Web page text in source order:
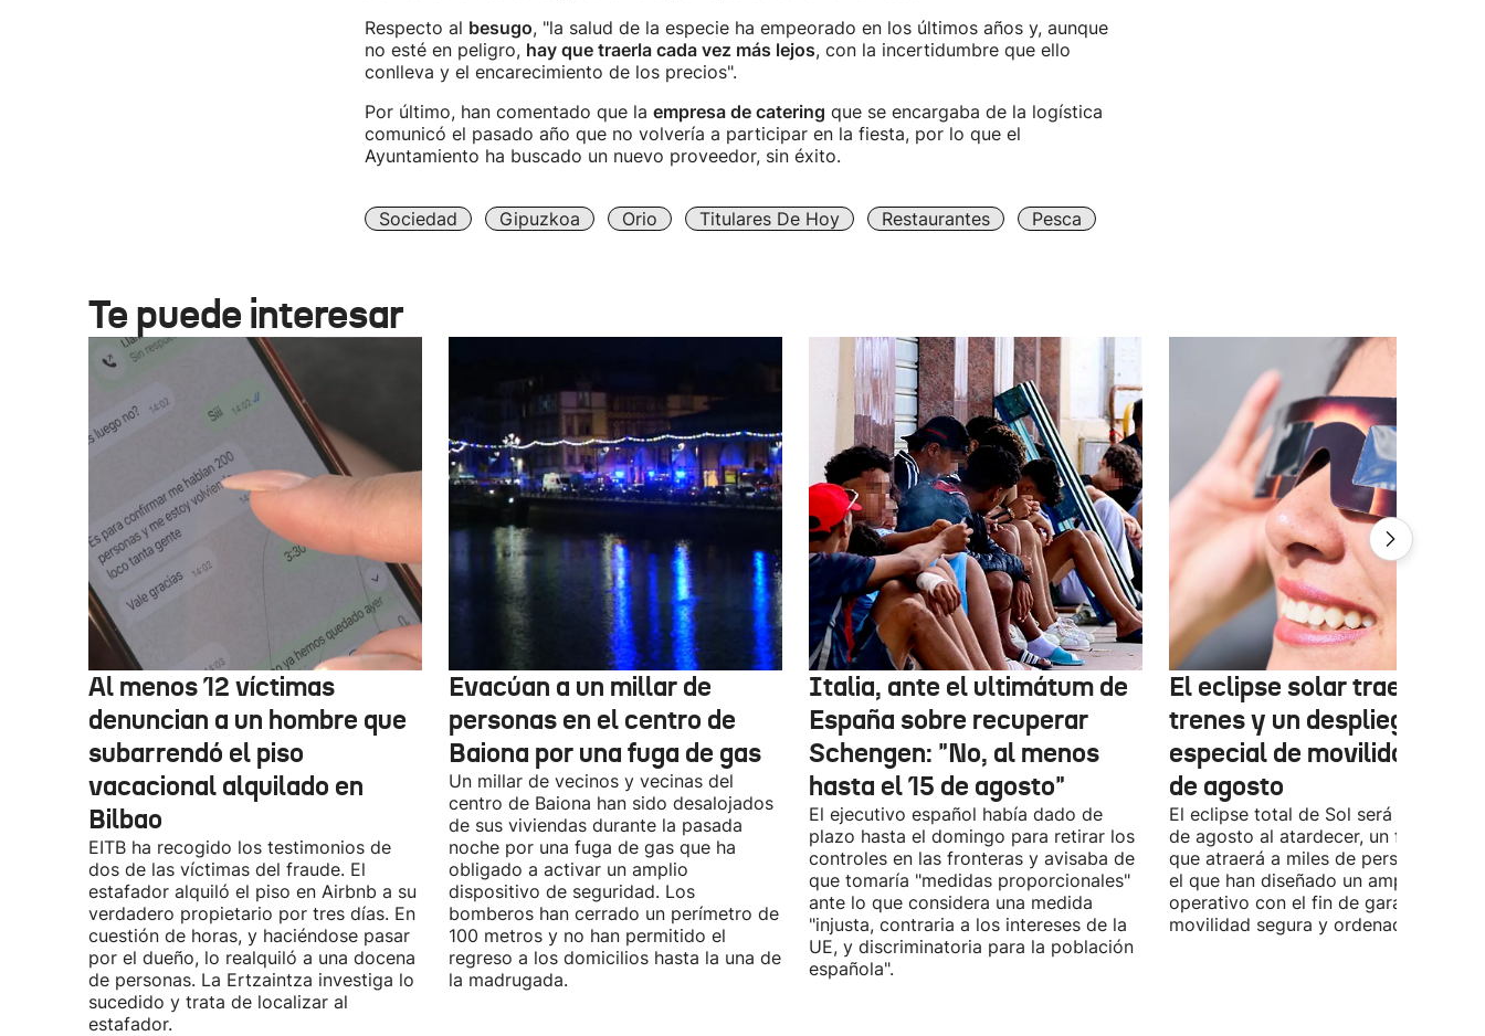
Respecto al besugo, "la salud de la especie ha empeorado en los últimos años y, aunque
no esté en peligro, hay que traerla cada vez más lejos, con la incertidumbre que ello
conlleva y el encarecimiento de los precios".
Por último, han comentado que la empresa de catering que se encargaba de la logística
comunicó el pasado año que no volvería a participar en la fiesta, por lo que el
Ayuntamiento ha buscado un nuevo proveedor, sin éxito.
Sociedad Gipuzkoa Orio Titulares De Hoy Restaurantes Pesca
Te puede interesar
Al menos 12 víctimas
denuncian a un hombre que
subarrendó el piso
vacacional alquilado en
Bilbao
EITB ha recogido los testimonios de
dos de las víctimas del fraude. El
estafador alquiló el piso en Airbnb a su
verdadero propietario por tres días. En
cuestión de horas, y haciéndose pasar
por el dueño, lo realquiló a una docena
de personas. La Ertzaintza investiga lo
sucedido y trata de localizar al
estafador.
Evacúan a un millar de
personas en el centro de
Baiona por una fuga de gas
Un millar de vecinos y vecinas del
centro de Baiona han sido desalojados
de sus viviendas durante la pasada
noche por una fuga de gas que ha
obligado a activar un amplio
dispositivo de seguridad. Los
bomberos han cerrado un perímetro de
100 metros y no han permitido el
regreso a los domicilios hasta la una de
la madrugada.
Italia, ante el ultimátum de
España sobre recuperar
Schengen: "No, al menos
hasta el 15 de agosto"
El ejecutivo español había dado de
plazo hasta el domingo para retirar los
controles en las fronteras y avisaba de
que tomaría "medidas proporcionales"
ante lo que considera una medida
"injusta, contraria a los intereses de la
UE, y discriminatoria para la población
española".
El eclipse solar traerá más
trenes y un despliegue
especial de movilidad el 12
de agosto
El eclipse total de Sol será visible el
de agosto al atardecer, un fenómeno
que atraerá a miles de personas y
el que han diseñado un amplio
operativo con el fin de garantizar una
movilidad segura y ordenada.